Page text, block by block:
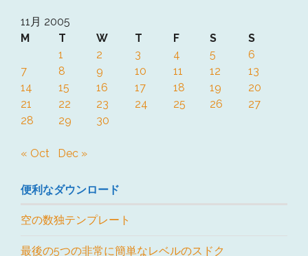
11月 2005
M
T W T F S
S
1
2 3 4 5
6
7
8 9 10 11 12
13
14
15 16 17 18 19
20
21
22 23 24 25 26
27
28
29 30
« Oct Dec »
便利なダウンロード
空の数独テンプレート
最後の5つの非常に簡単なレベルのスドク